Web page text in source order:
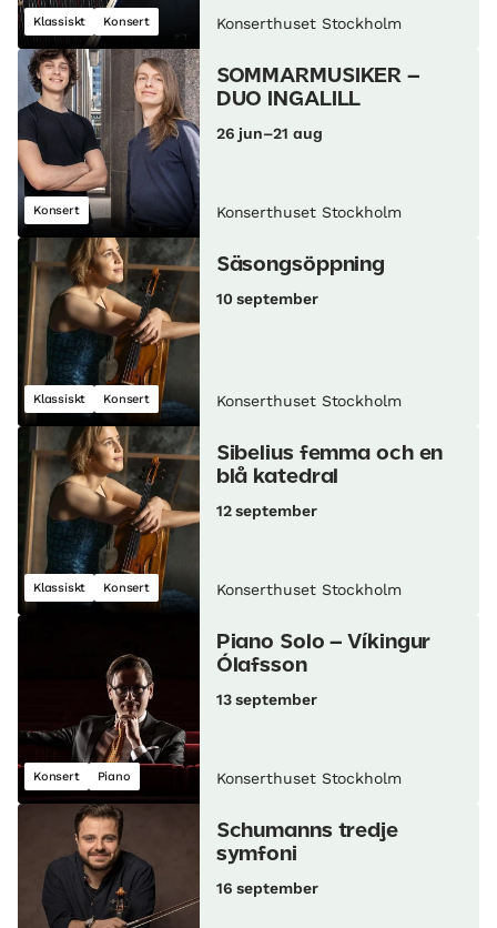
Klassiskt Konsert Konserthuset Stockholm
Konsert
SOMMARMUSIKER –
DUO INGALILL
26 jun–21 aug
Konserthuset Stockholm
Klassiskt Konsert
Säsongsöppning
10 september
Konserthuset Stockholm
Klassiskt Konsert
Sibelius femma och en
blå katedral
12 september
Konserthuset Stockholm
Konsert Piano
Piano Solo – Víkingur
Ólafsson
13 september
Konserthuset Stockholm
Schumanns tredje
symfoni
16 september